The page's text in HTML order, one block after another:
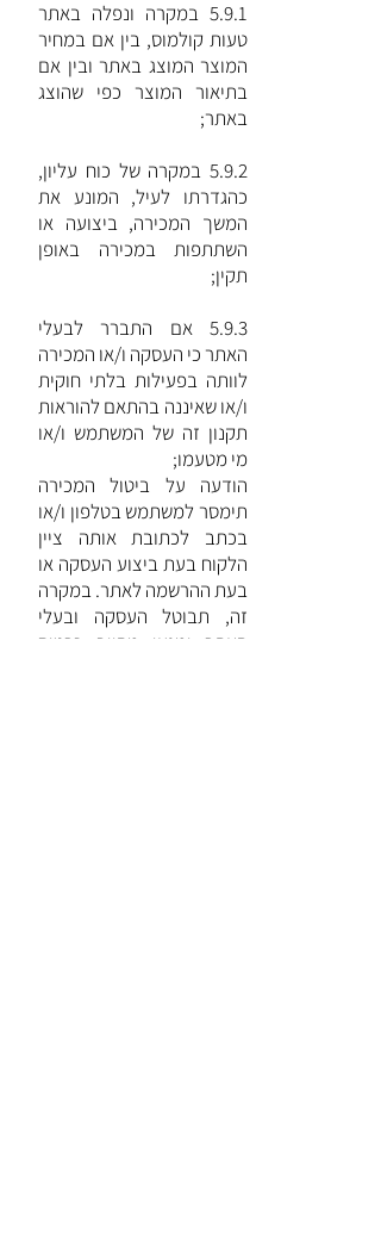
5.9.1 במקרה ונפלה באתר
טעות קולמוס, בין אם במחיר
המוצר המוצג באתר ובין אם
בתיאור המוצר כפי שהוצג
באתר;
5.9.2 במקרה של כוח עליון,
כהגדרתו לעיל, המונע את
המשך המכירה, ביצועה או
השתתפות במכירה באופן
תקין;
5.9.3 אם התברר לבעלי
האתר כי העסקה ו/או המכירה
לוותה בפעילות בלתי חוקית
ו/או שאיננה בהתאם להוראות
תקנון זה של המשתמש ו/או
מי מטעמו;
הודעה על ביטול המכירה
תימסר למשתמש בטלפון ו/או
בכתב לכתובת אותה ציין
הלקוח בעת ביצוע העסקה או
בעת ההרשמה לאתר. במקרה
זה, תבוטל העסקה ובעלי
האתר ימנעו מחיוב כרטיס